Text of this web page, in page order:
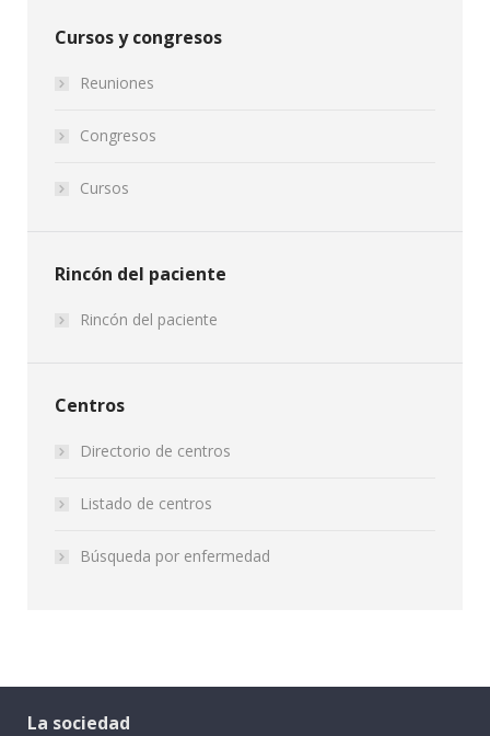
Cursos y congresos
Reuniones
Congresos
Cursos
Rincón del paciente
Rincón del paciente
Centros
Directorio de centros
Listado de centros
Búsqueda por enfermedad
La sociedad